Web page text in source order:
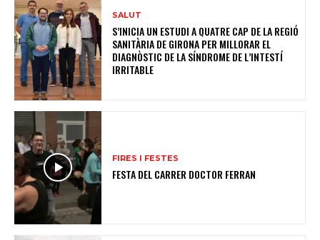
SALUT
S’INICIA UN ESTUDI A QUATRE CAP DE LA REGIÓ
SANITÀRIA DE GIRONA PER MILLORAR EL
DIAGNÒSTIC DE LA SÍNDROME DE L’INTESTÍ
IRRITABLE
FIRES I FESTES
FESTA DEL CARRER DOCTOR FERRAN